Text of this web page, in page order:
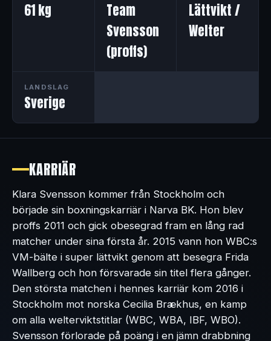
61 kg
Team
Svensson
(proffs)
Lättvikt /
Welter
LANDSLAG
Sverige
KARRIÄR
Klara Svensson kommer från Stockholm och
började sin boxningskarriär i Narva BK. Hon blev
proffs 2011 och gick obesegrad fram en lång rad
matcher under sina första år. 2015 vann hon WBC:s
VM-bälte i super lättvikt genom att besegra Frida
Wallberg och hon försvarade sin titel flera gånger.
Den största matchen i hennes karriär kom 2016 i
Stockholm mot norska Cecilia Brækhus, en kamp
om alla welterviktstitlar (WBC, WBA, IBF, WBO).
Svensson förlorade på poäng i en jämn drabbning